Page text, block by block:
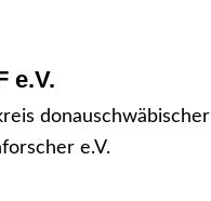
e.V.
donauschwäbischer
e.V.